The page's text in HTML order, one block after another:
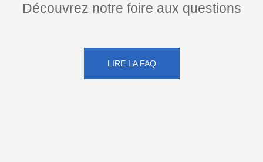
Découvrez notre foire aux questions
LIRE LA FAQ